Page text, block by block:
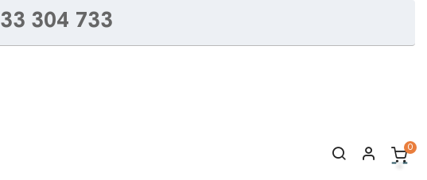
304 733
0